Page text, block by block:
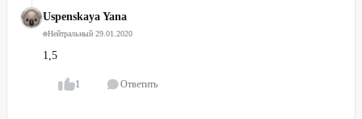
Uspenskaya Yana
Нейтральный·29.01.2020
1,5
1 Ответить